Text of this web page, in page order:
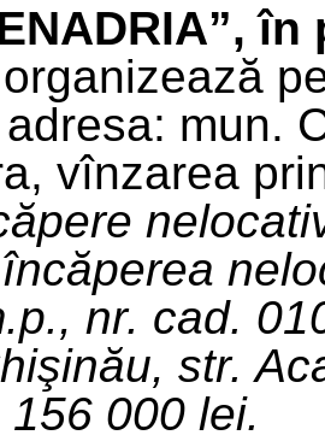
organizează
mun.
vînzarea
nr. cad.
str.
000 lei.